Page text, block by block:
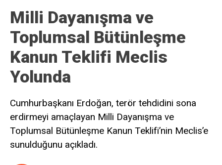
Milli Dayanışma ve
Toplumsal Bütünleşme
Kanun Teklifi Meclis
Yolunda
Cumhurbaşkanı Erdoğan, terör tehdidini sona
erdirmeyi amaçlayan Milli Dayanışma ve
Toplumsal Bütünleşme Kanun Teklifi’nin Meclis’e
sunulduğunu açıkladı.